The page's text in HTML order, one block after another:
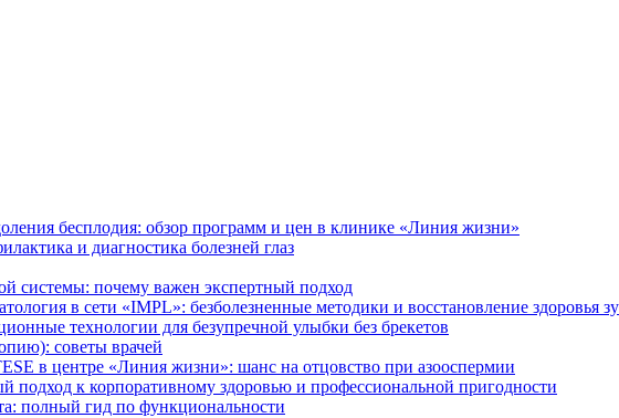
бесплодия: обзор программ и цен в клинике «Линия жизни»
и диагностика болезней глаз
системы: почему важен экспертный подход
в сети «IMPL»: безболезненные методики и восстановление здоровья
технологии для безупречной улыбки без брекетов
советы врачей
в центре «Линия жизни»: шанс на отцовство при азооспермии
к корпоративному здоровью и профессиональной пригодности
полный гид по функциональности